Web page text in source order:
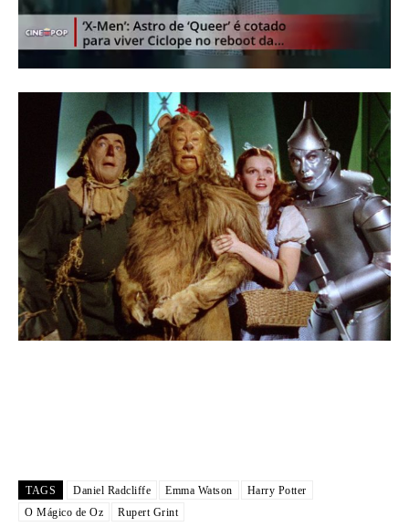
TAGS Daniel Radcliffe Emma Watson
Harry Potter
O Mágico de Oz
Rupert Grint